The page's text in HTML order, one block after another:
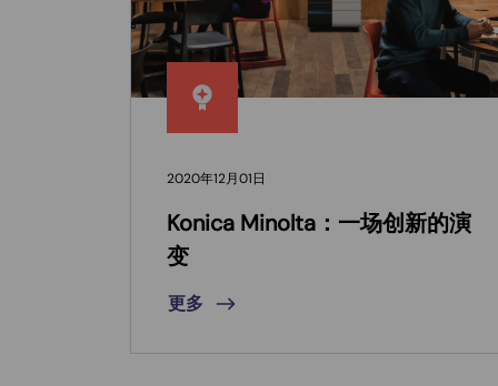
2020年12月01日
Konica Minolta：一场创新的演
变
更多